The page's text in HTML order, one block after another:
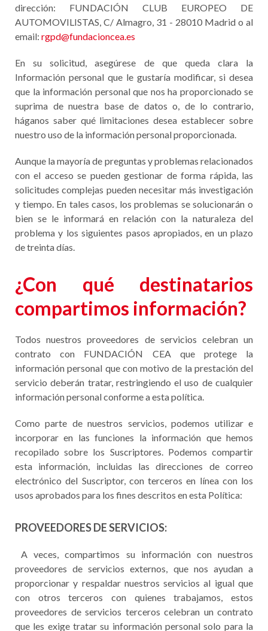
dirección: FUNDACIÓN CLUB EUROPEO DE
AUTOMOVILISTAS, C/ Almagro, 31 - 28010 Madrid o al
email: rgpd@fundacioncea.es
En su solicitud, asegúrese de que queda clara la
Información personal que le gustaría modificar, si desea
que la información personal que nos ha proporcionado se
suprima de nuestra base de datos o, de lo contrario,
háganos saber qué limitaciones desea establecer sobre
nuestro uso de la información personal proporcionada.
Aunque la mayoría de preguntas y problemas relacionados
con el acceso se pueden gestionar de forma rápida, las
solicitudes complejas pueden necesitar más investigación
y tiempo. En tales casos, los problemas se solucionarán o
bien se le informará en relación con la naturaleza del
problema y los siguientes pasos apropiados, en un plazo
de treinta días.
¿Con qué destinatarios
compartimos información?
Todos nuestros proveedores de servicios celebran un
contrato con FUNDACIÓN CEA que protege la
información personal que con motivo de la prestación del
servicio deberán tratar, restringiendo el uso de cualquier
información personal conforme a esta política.
Como parte de nuestros servicios, podemos utilizar e
incorporar en las funciones la información que hemos
recopilado sobre los Suscriptores. Podemos compartir
esta información, incluidas las direcciones de correo
electrónico del Suscriptor, con terceros en línea con los
usos aprobados para los fines descritos en esta Política:
PROVEEDORES DE SERVICIOS:
A veces, compartimos su información con nuestros
proveedores de servicios externos, que nos ayudan a
proporcionar y respaldar nuestros servicios al igual que
con otros terceros con quienes trabajamos, estos
proveedores de servicios terceros celebran un contrato
que les exige tratar su información personal solo para la